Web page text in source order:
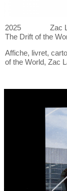
2025
Zac
The Drift of the
Affiche, livret,
of the World, Zac